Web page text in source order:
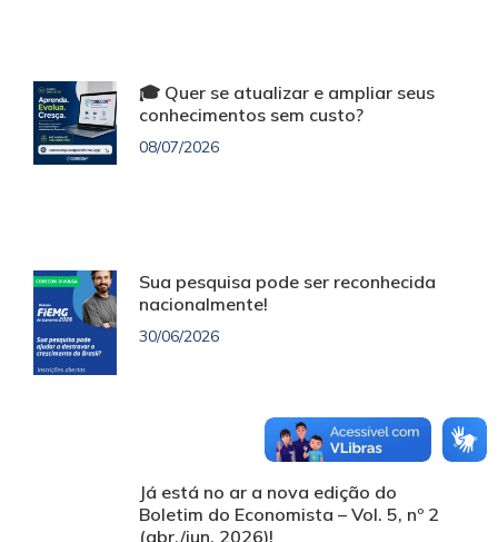
🎓 Quer se atualizar e ampliar seus
conhecimentos sem custo?
08/07/2026
Sua pesquisa pode ser reconhecida
nacionalmente!
30/06/2026
Já está no ar a nova edição do
Boletim do Economista – Vol. 5, nº 2
(abr./jun. 2026)!